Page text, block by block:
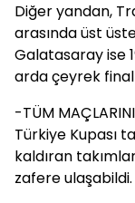
Diğer yandan,
arasında üst
Galatasaray ise
arda çeyrek final
-TÜM
Türkiye Kupası
kaldıran
zafere ulaşabildi.